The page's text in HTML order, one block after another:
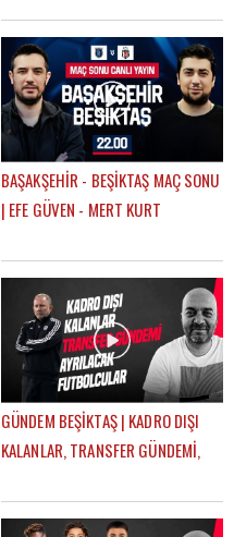
BAŞAKŞEHİR - BEŞİKTAŞ MAÇ SONU
| EFE GÜVEN - MERT KURT
GÜNDEM BEŞİKTAŞ | KADRO DIŞI
KALANLAR, TRANSFER GÜNDEMİ,
SEVİNÇ